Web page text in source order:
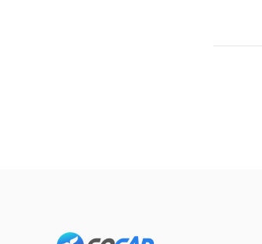
Footer